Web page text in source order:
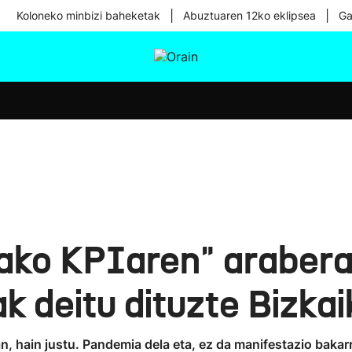
Koloneko minbizi baheketak Abuztuaren 12ko eklipsea
KPIaren"
deitu dituzte
hain justu. Pandemia dela eta, ez da manifestazio